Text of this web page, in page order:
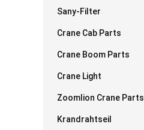
Sany-Filter
Crane Cab Parts
Crane Boom Parts
Crane Light
Zoomlion Crane Parts
Krandrahtseil